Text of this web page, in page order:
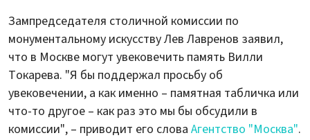
Зампредседателя столичной комиссии по
монументальному искусству Лев Лавренов заявил,
что в Москве могут увековечить память Вилли
Токарева. "Я бы поддержал просьбу об
увековечении, а как именно – памятная табличка или
что-то другое – как раз это мы бы обсудили в
комиссии", – приводит его слова Агентство "Москва".